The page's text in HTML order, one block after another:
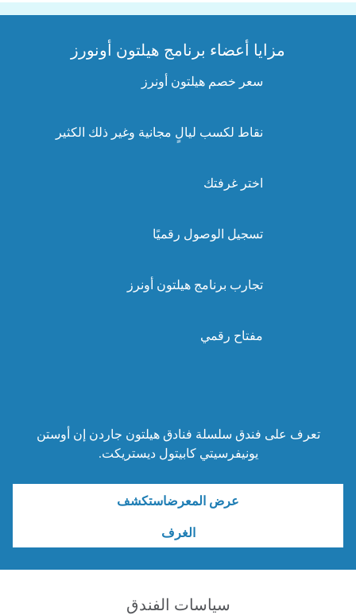
مزايا أعضاء برنامج هيلتون أونورز
سعر خصم هيلتون أونرز
نقاط لكسب ليالٍ مجانية وغير ذلك الكثير
اختر غرفتك
تسجيل الوصول رقميًا
تجارب برنامج هيلتون أونرز
مفتاح رقمي
تعرف على فندق سلسلة فنادق هيلتون جاردن إن أوستن
يونيفرسيتي كابيتول ديستريكت.
عرض المعرضاستكشف
الغرف
سياسات الفندق